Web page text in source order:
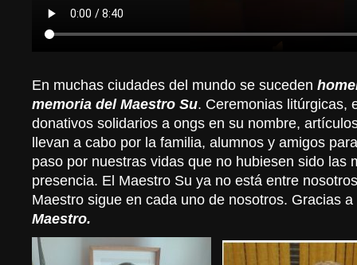
En muchas ciudades del mundo se suceden
memoria del Maestro Su. Ceremonias litúrgicas,
donativos solidarios a ongs en su nombre,
llevan a cabo por la familia, alumnos y amigos
paso por nuestras vidas que no hubiesen sido las
presencia. El Maestro Su ya no está entre
Maestro sigue en cada uno de nosotros. Gracias a
Maestro.